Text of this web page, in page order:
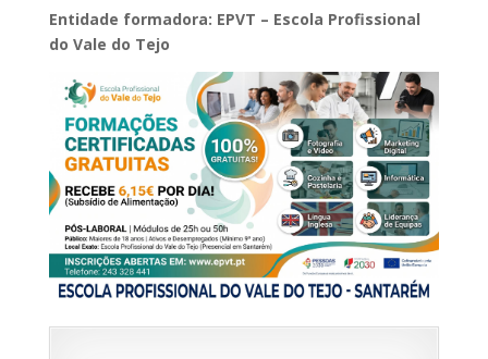
Entidade formadora: EPVT – Escola Profissional
do Vale do Tejo